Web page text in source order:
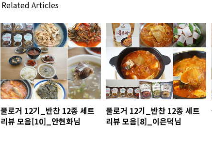
Related Articles
풀로거 12기_반찬 12종 세트
리뷰 모음[10]_안현화님
풀로거 12기_반찬 12종 세트
리뷰 모음[8]_이은덕님